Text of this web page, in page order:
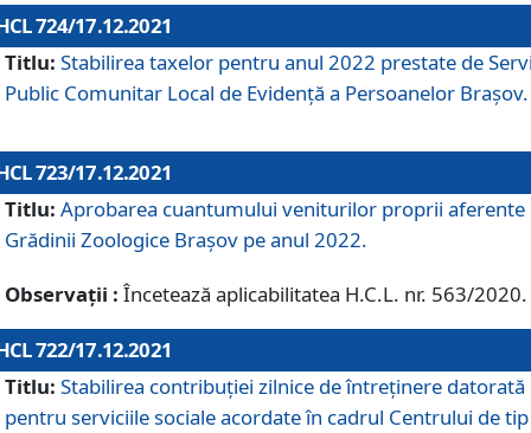
724/17.12.2021
Titlu: Stabilirea taxelor pentru anul 2022 prestate de
Public Comunitar Local de Evidență a Persoanelor Braşov.
723/17.12.2021
Titlu: Aprobarea cuantumului veniturilor proprii aferente
Grădinii Zoologice Braşov pe anul 2022.
Observații : Încetează aplicabilitatea H.C.L. nr. 563/2020.
722/17.12.2021
Titlu: Stabilirea contribuţiei zilnice de întreținere datorată
pentru serviciile sociale acordate în cadrul Centrului de tip